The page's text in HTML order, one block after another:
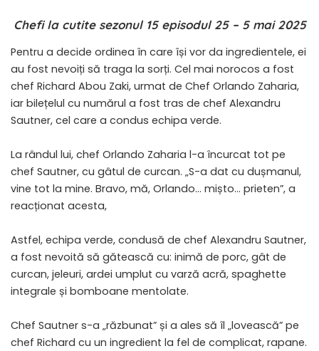
Chefi la cutite sezonul 15 episodul 25 – 5 mai 2025
Pentru a decide ordinea în care își vor da ingredientele, ei
au fost nevoiți să traga la sorți. Cel mai norocos a fost
chef Richard Abou Zaki, urmat de Chef Orlando Zaharia,
iar bilețelul cu numărul a fost tras de chef Alexandru
Sautner, cel care a condus echipa verde.
La rândul lui, chef Orlando Zaharia l-a încurcat tot pe
chef Sautner, cu gâtul de curcan. „S-a dat cu dușmanul,
vine tot la mine. Bravo, mă, Orlando… mișto… prieten”, a
reacționat acesta,
Astfel, echipa verde, condusă de chef Alexandru Sautner,
a fost nevoită să gătească cu: inimă de porc, gât de
curcan, jeleuri, ardei umplut cu varză acră, spaghette
integrale și bomboane mentolate.
Chef Sautner s-a „răzbunat” și a ales să îl „lovească” pe
chef Richard cu un ingredient la fel de complicat, rapane.